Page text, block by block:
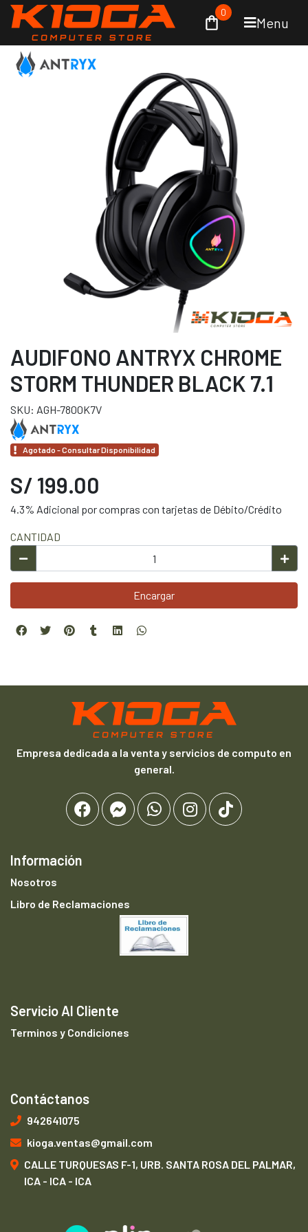
Menu
0
AUDIFONO ANTRYX CHROME
STORM THUNDER BLACK 7.1
SKU: AGH-7800K7V
Agotado - Consultar Disponibilidad
S/ 199.00
4.3% Adicional por compras con tarjetas de Débito/Crédito
CANTIDAD
Encargar
Empresa dedicada a la venta y servicios de computo en
general.
Información
Nosotros
Libro de Reclamaciones
Servicio Al Cliente
Terminos y Condiciones
Contáctanos
942641075
kioga.ventas@gmail.com
CALLE TURQUESAS F-1, URB. SANTA ROSA DEL PALMAR,
ICA - ICA - ICA